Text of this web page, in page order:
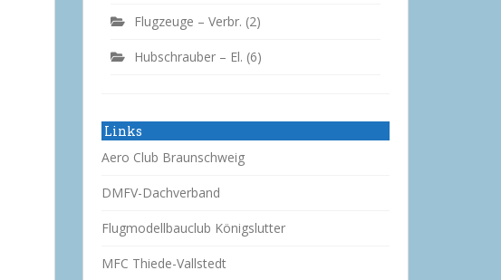
Flugzeuge – Verbr. (2)
Hubschrauber – El. (6)
Links
Aero Club Braunschweig
DMFV-Dachverband
Flugmodellbauclub Königslutter
MFC Thiede-Vallstedt